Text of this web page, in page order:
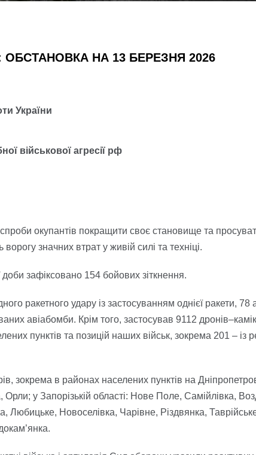
НА 13 БЕРЕЗНЯ 2026
України
військової агресії рф
окупантів покращити своє становище та
ворогу значних втрат у живій силі та техніці.
зафіксовано 154 бойових зіткнення.
ракетного удару із застосуванням однієї ракети, 78
авіабомби. Крім того, застосував 9112
пунктів та позицій наших військ, зокрема 201 – із
зокрема в районах населених пунктів на
Орли; у Запорізькій області: Нове Поле, Самійлівка,
Любицьке, Новоселівка, Чарівне, Різдвянка,